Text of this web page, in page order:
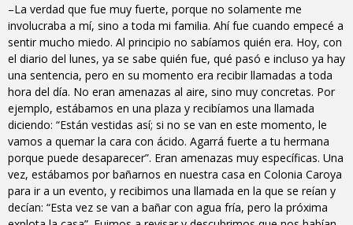
–La verdad que fue muy fuerte, porque no solamente me
involucraba a mí, sino a toda mi familia. Ahí fue cuando empecé a
sentir mucho miedo. Al principio no sabíamos quién era. Hoy, con
el diario del lunes, ya se sabe quién fue, qué pasó e incluso ya hay
una sentencia, pero en su momento era recibir llamadas a toda
hora del día. No eran amenazas al aire, sino muy concretas. Por
ejemplo, estábamos en una plaza y recibíamos una llamada
diciendo: “Están vestidas así; si no se van en este momento, le
vamos a quemar la cara con ácido. Agarrá fuerte a tu hermana
porque puede desaparecer”. Eran amenazas muy específicas. Una
vez, estábamos por bañarnos en nuestra casa en Colonia Caroya
para ir a un evento, y recibimos una llamada en la que se reían y
decían: “Esta vez se van a bañar con agua fría, pero la próxima